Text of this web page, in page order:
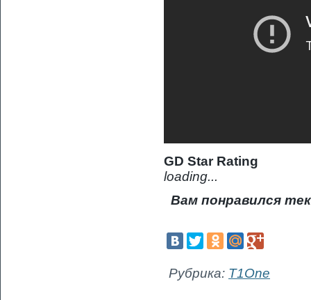
GD Star Rating
loading...
Вам понравился
Рубрика: T1One